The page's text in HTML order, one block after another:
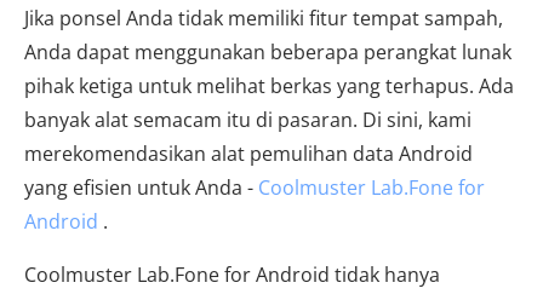
Jika ponsel Anda tidak memiliki fitur tempat sampah,
Anda dapat menggunakan beberapa perangkat lunak
pihak ketiga untuk melihat berkas yang terhapus. Ada
banyak alat semacam itu di pasaran. Di sini, kami
merekomendasikan alat pemulihan data Android
yang efisien untuk Anda - Coolmuster Lab.Fone for
Android .
Coolmuster Lab.Fone for Android tidak hanya